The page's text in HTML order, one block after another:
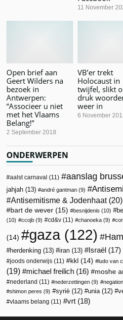
11 November
Open brief aan
Geert Wilders na
bezoek in
Antwerpen:
“Associeer u niet
met het Vlaams
Belang!”
2 September 2018
VB’er trekt
Holocaust in
twijfel, slikt
druk
weer in
6 November
ONDERWERPEN
aalst carnaval (11) aanslag
jahjah (13) andré gantman (9)
Antisemitisme & Jodenhaat(20)
bart de wever (15) besnijdenis (10)
(10)
ccojb (9) cd&v (11) chanoeka (9)
(14) gaza(122)
herdenking (13) iran (13) Israël (17)
joods onderwijs (11) kkl (14) ludo van
(19)
michael freilich (16) moshe
nederland (11) nederzettingen (9)
shimon peres (9) syrië (12) unia(12)
vlaams belang (11) vrt (18)